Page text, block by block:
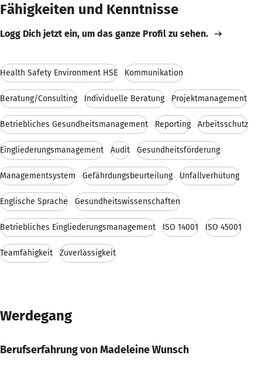
Fähigkeiten und Kenntnisse
Logg Dich jetzt ein, um das ganze Profil zu sehen.
Health Safety Environment HSE Kommunikation
Beratung/Consulting Individuelle Beratung Projektmanagement
Betriebliches Gesundheitsmanagement Reporting Arbeitsschutz
Eingliederungsmanagement Audit Gesundheitsförderung
Managementsystem Gefährdungsbeurteilung Unfallverhütung
Englische Sprache Gesundheitswissenschaften
Betriebliches Eingliederungsmanagement ISO 14001 ISO 45001
Teamfähigkeit Zuverlässigkeit
Werdegang
Berufserfahrung von Madeleine Wunsch